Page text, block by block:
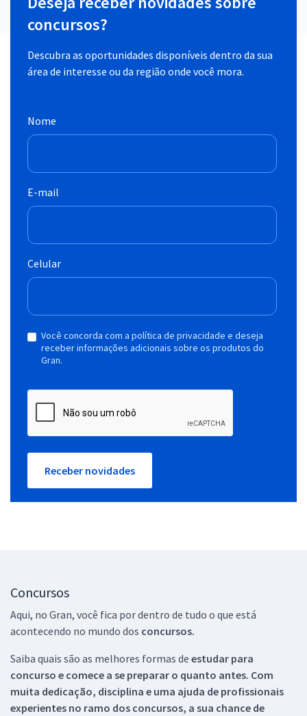
concursos?
Descubra as oportunidades disponíveis dentro da sua
área de interesse ou da região onde você mora.
Nome
E-mail
Celular
Você concorda com a política de privacidade e deseja
receber informações adicionais sobre os produtos do
Gran.
Receber novidades
Concursos
Aqui, no Gran, você fica por dentro de tudo o que está
acontecendo no mundo dos concursos.
Saiba quais são as melhores formas de estudar para
concurso e comece a se preparar o quanto antes. Com
muita dedicação, disciplina e uma ajuda de profissionais
experientes no ramo dos concursos, a sua chance de